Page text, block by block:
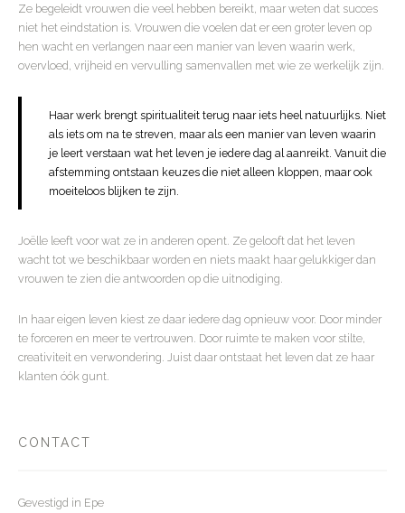
Ze begeleidt vrouwen die veel hebben bereikt, maar weten dat succes
niet het eindstation is. Vrouwen die voelen dat er een groter leven op
hen wacht en verlangen naar een manier van leven waarin werk,
overvloed, vrijheid en vervulling samenvallen met wie ze werkelijk zijn.
Haar werk brengt spiritualiteit terug naar iets heel natuurlijks. Niet
als iets om na te streven, maar als een manier van leven waarin
je leert verstaan wat het leven je iedere dag al aanreikt. Vanuit die
afstemming ontstaan keuzes die niet alleen kloppen, maar ook
moeiteloos blijken te zijn.
Joëlle leeft voor wat ze in anderen opent. Ze gelooft dat het leven
wacht tot we beschikbaar worden en niets maakt haar gelukkiger dan
vrouwen te zien die antwoorden op die uitnodiging.
In haar eigen leven kiest ze daar iedere dag opnieuw voor. Door minder
te forceren en meer te vertrouwen. Door ruimte te maken voor stilte,
creativiteit en verwondering. Juist daar ontstaat het leven dat ze haar
klanten óók gunt.
CONTACT
Gevestigd in Epe